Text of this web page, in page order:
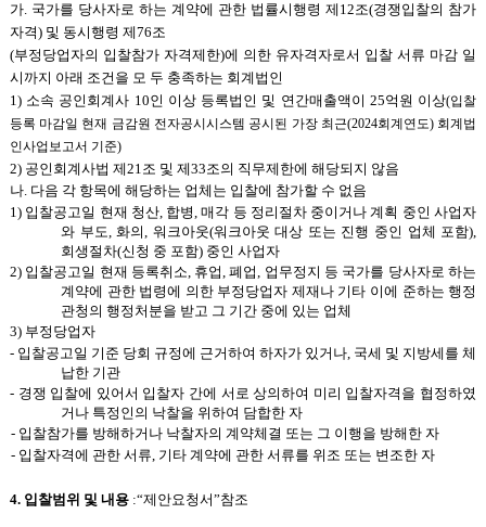
가. 국가를 당사자로 하는 계약에 관한 법률시행령 제12조(경쟁입찰의 참가
자격) 및 동시행령 제76조
(부정당업자의 입찰참가 자격제한)에 의한 유자격자로서 입찰 서류 마감 일
시까지 아래 조건을 모 두 충족하는 회계법인
1) 소속 공인회계사 10인 이상 등록법인 및 연간매출액이 25억원 이상(입찰
등록 마감일 현재 금감원 전자공시시스템 공시된 가장 최근(2024회계연도) 회계법
인사업보고서 기준)
2) 공인회계사법 제21조 및 제33조의 직무제한에 해당되지 않음
나. 다음 각 항목에 해당하는 업체는 입찰에 참가할 수 없음
1) 입찰공고일 현재 청산, 합병, 매각 등 정리절차 중이거나 계획 중인 사업자
와 부도, 화의, 워크아웃(워크아웃 대상 또는 진행 중인 업체 포함),
회생절차(신청 중 포함) 중인 사업자
2) 입찰공고일 현재 등록취소, 휴업, 폐업, 업무정지 등 국가를 당사자로 하는
계약에 관한 법령에 의한 부정당업자 제재나 기타 이에 준하는 행정
관청의 행정처분을 받고 그 기간 중에 있는 업체
3) 부정당업자
- 입찰공고일 기준 당회 규정에 근거하여 하자가 있거나, 국세 및 지방세를 체
납한 기관
- 경쟁 입찰에 있어서 입찰자 간에 서로 상의하여 미리 입찰자격을 협정하였
거나 특정인의 낙찰을 위하여 담합한 자
- 입찰참가를 방해하거나 낙찰자의 계약체결 또는 그 이행을 방해한 자
- 입찰자격에 관한 서류, 기타 계약에 관한 서류를 위조 또는 변조한 자
4. 입찰범위 및 내용 :“제안요청서”참조